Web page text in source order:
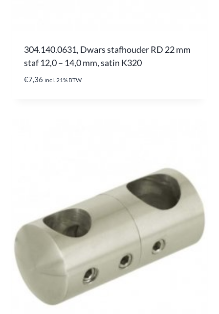
304.140.0631, Dwars stafhouder RD 22 mm
staf 12,0 – 14,0 mm, satin K320
€7,36 incl. 21% BTW